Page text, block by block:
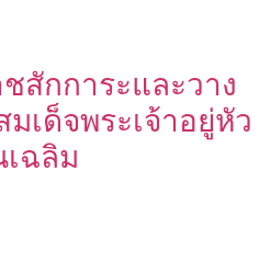
สักการะและวาง
เด็จพระเจ้าอยู่หัว
ฉลิม